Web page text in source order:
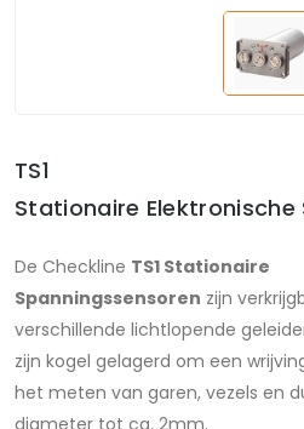
TS1
Stationaire Elektronische
De Checkline TS1 Stationaire
Spanningssensoren zijn
verschillende lichtlopende
zijn kogel gelagerd om een
het meten van garen, vezels en